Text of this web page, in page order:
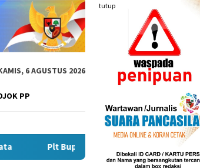
tutup
6 AGUSTUS 2026
PP
Percepatan Penyaluran DAK Fisik Dan